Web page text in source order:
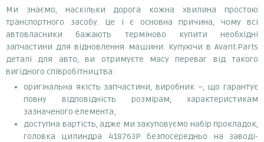
Ми знаємо, наскільки дорога кожна хвилина простою
транспортного засобу. Це і є основна причина, чому всі
автовласники бажають терміново купити необхідні
запчастини для відновлення машини. Купуючи в Avant.Parts
деталі для авто, ви отримуєте масу переваг від такого
вигідного співробітництва:
оригінальна якість запчастини, виробник –, що гарантує
повну відповідність розмірам, характеристикам
зазначеного елемента;
доступна вартість, адже ми закуповуємо набір прокладок,
головка цилиндра 418763P безпосередньо на заводі-